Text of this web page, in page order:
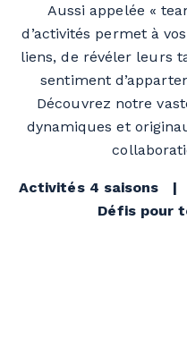
Aussi appelée «
d’activités permet à
liens, de révéler leurs
sentiment
Découvrez notre
dynamiques et
Activités 4 saisons |
Défis pour